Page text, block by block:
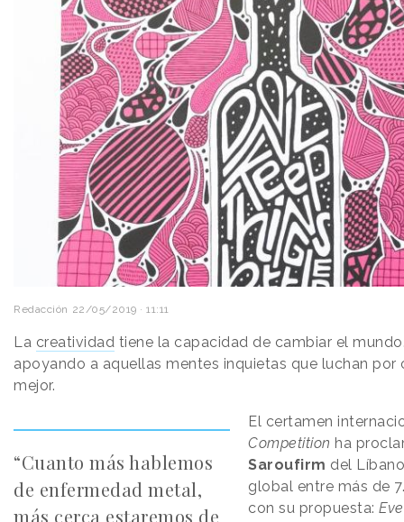
Redacción 22/05/2019 · 11:11
La creatividad tiene la capacidad de cambiar el
apoyando a aquellas mentes inquietas que luchan por
mejor.
“Cuanto más hablemos
de enfermedad metal,
más cerca estaremos de
El certamen
Competition ha
Saroufirm del
global entre más de
con su propuesta: